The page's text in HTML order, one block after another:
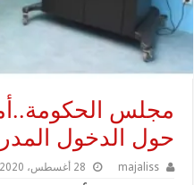
مجلس
حول الدخول المدرسي
majaliss 28 أغسطس، 2020